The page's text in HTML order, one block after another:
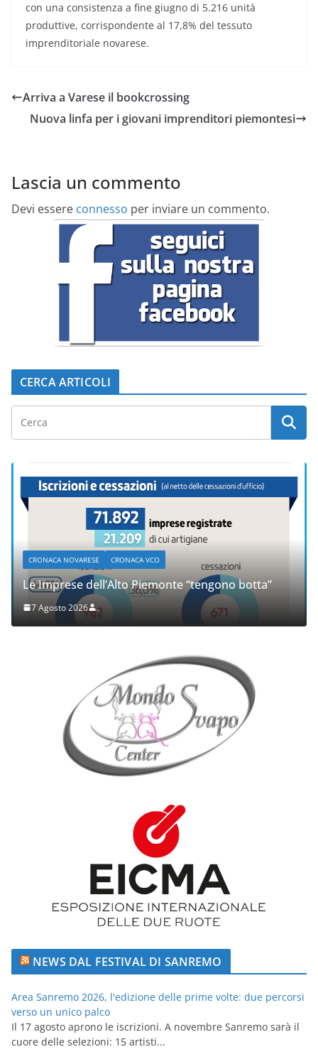
con una consistenza a fine giugno di 5.216 unità
produttive, corrispondente al 17,8% del tessuto
imprenditoriale novarese.
Arriva a Varese il bookcrossing
Nuova linfa per i giovani imprenditori piemontesi
Lascia un commento
Devi essere connesso per inviare un commento.
CERCA ARTICOLI
CRONACA NOVARESE CRONACA VCO
Le Imprese dell’Alto Piemonte “tengono botta”
7 Agosto 2026 .
NEWS DAL FESTIVAL DI SANREMO
Area Sanremo 2026, l'edizione delle prime volte: due percorsi
verso un unico palco
Il 17 agosto aprono le iscrizioni. A novembre Sanremo sarà il
cuore delle selezioni: 15 artisti...